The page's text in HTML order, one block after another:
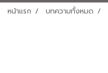
หน้าแรก บทความทั้งหมด